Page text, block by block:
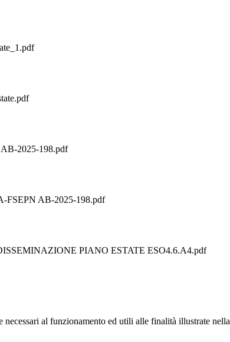
2025-198.pdf
FSEPN AB-2025-198.pdf
PIANO ESTATE ESO4.6.A4.pdf
al funzionamento ed utili alle finalità illustrate nella